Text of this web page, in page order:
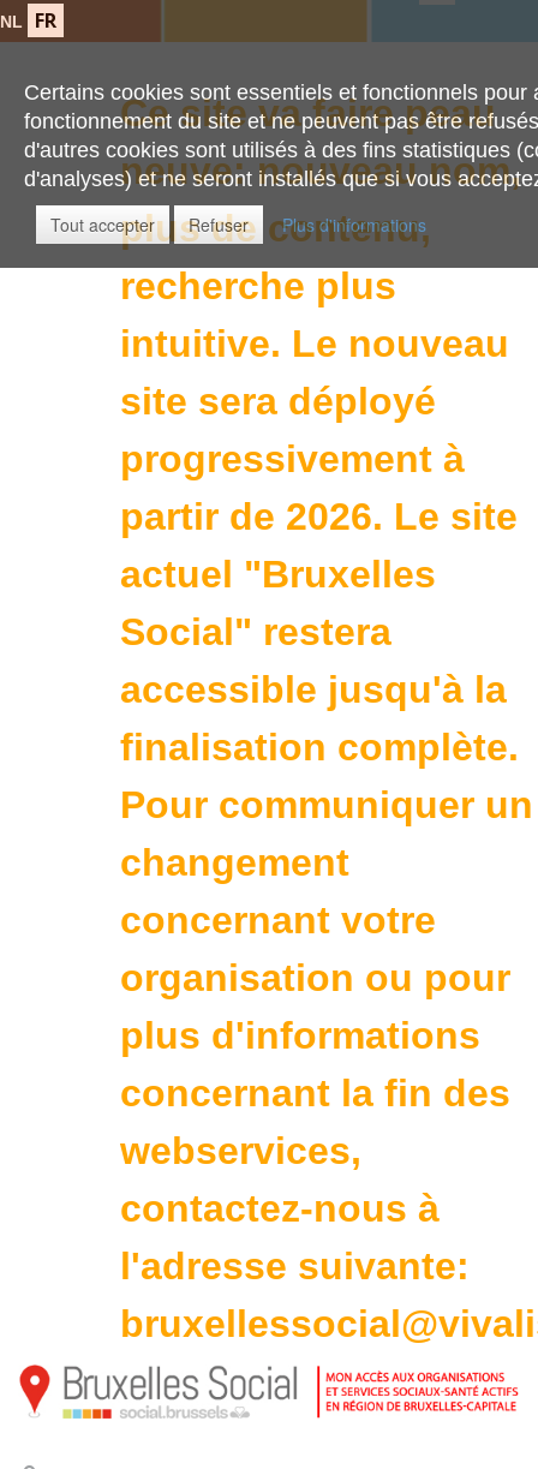
NL FR
Certains cookies sont essentiels et fonctionnels pour
fonctionnement du site et ne peuvent pas être
d'autres cookies sont utilisés à des fins statistiques
d'analyses) et ne seront installés que si vous
Tout accepter
Refuser Plus d'informations
Ce site va faire peau
neuve: nouveau nom,
plus de contenu,
recherche plus
intuitive. Le nouveau
site sera déployé
progressivement à
partir de 2026. Le site
actuel "Bruxelles
Social" restera
accessible jusqu'à la
finalisation complète.
Pour communiquer un
changement
concernant votre
organisation ou pour
plus d'informations
concernant la fin des
webservices,
contactez-nous à
l'adresse suivante: